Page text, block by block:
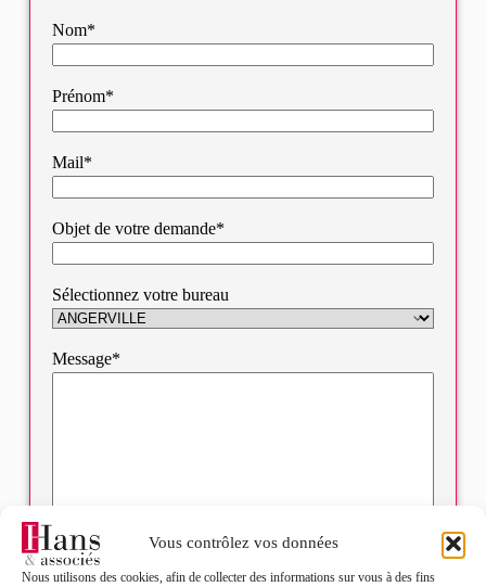
Vous contrôlez vos données
Nous utilisons des cookies, afin de collecter des informations sur vous à des fins
Nom*
Prénom*
Mail*
Objet de votre demande*
Sélectionnez votre bureau
Message*